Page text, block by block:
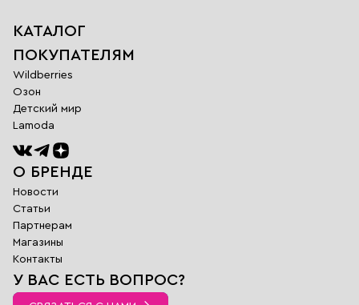
КАТАЛОГ
ПОКУПАТЕЛЯМ
Wildberries
Озон
Детский мир
Lamoda
О БРЕНДЕ
Новости
Статьи
Партнерам
Магазины
Контакты
У ВАС ЕСТЬ ВОПРОС?
Обратная
связь
Заполните поля